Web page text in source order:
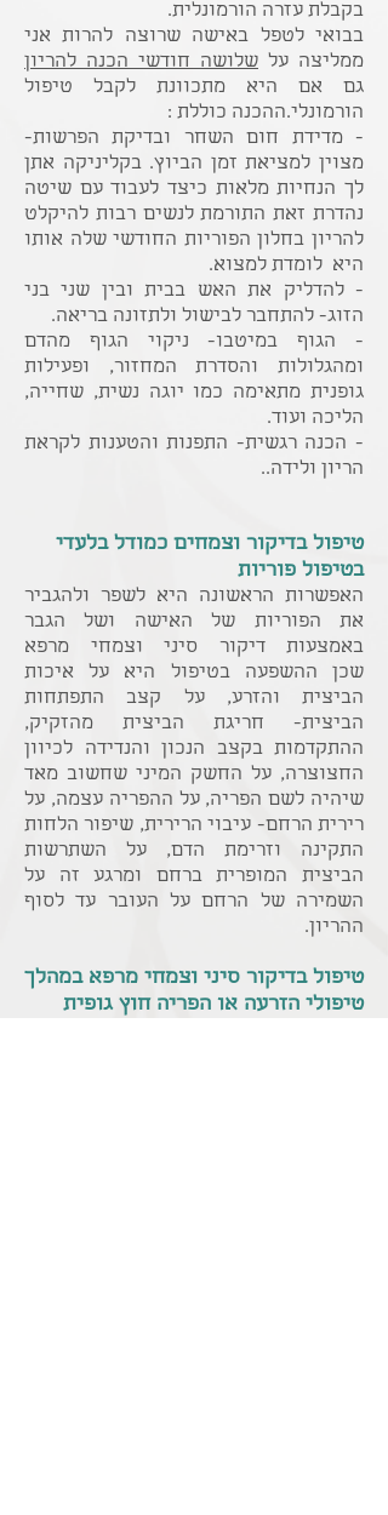
בקבלת עזרה הורמונלית.
בבואי לטפל באישה שרוצה להרות אני
ממליצה על שלושה חודשי הכנה להריון
גם אם היא מתכוונת לקבל טיפול
הורמונלי.ההכנה כוללת :
- מדידת חום השחר ובדיקת הפרשות-
מצוין למציאת זמן הביוץ. בקליניקה אתן
לך הנחיות מלאות כיצד לעבוד עם שיטה
נהדרת זאת התורמת לנשים רבות להיקלט
להריון בחלון הפוריות החודשי שלה אותו
היא לומדת למצוא.
- להדליק את האש בבית ובין שני בני
הזוג- להתחבר לבישול ולתזונה בריאה.
- הגוף במיטבו- ניקוי הגוף מהדם
ומהגלולות והסדרת המחזור, ופעילות
גופנית מתאימה כמו יוגה נשית, שחייה,
הליכה ועוד.
- הכנה רגשית- התפנות והטענות לקראת
הריון ולידה..
טיפול בדיקור וצמחים כמודל בלעדי
בטיפול פוריות
האפשרות הראשונה היא לשפר ולהגביר
את הפוריות של האישה ושל הגבר
באמצעות דיקור סיני וצמחי מרפא
שכן ההשפעה בטיפול היא על איכות
הביצית והזרע, על קצב התפתחות
הביצית- חריגת הביצית מהזקיק,
ההתקדמות בקצב הנכון והנדידה לכיוון
החצוצרה, על החשק המיני שחשוב מאד
שיהיה לשם הפריה, על ההפריה עצמה, על
רירית הרחם- עיבוי הרירית, שיפור הלחות
התקינה וזרימת הדם, על השתרשות
הביצית המופריתברחם ומרגע זה על
השמירה של הרחם על העובר עד לסוף
ההריון.
טיפול בדיקור סיני וצמחי מרפא במהלך
טיפולי הזרעה או הפריה חוץ גופית